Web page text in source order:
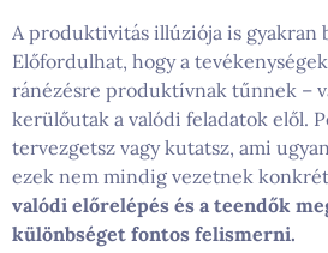
A produktivitás illúziója is gyakran
Előfordulhat, hogy a
ránézésre produktívnak tűnnek –
kerülőutak a valódi feladatok elől.
tervezgetsz vagy kutatsz, ami
ezek nem mindig vezetnek
valódi előrelépés és a teendők
különbséget fontos felismerni.